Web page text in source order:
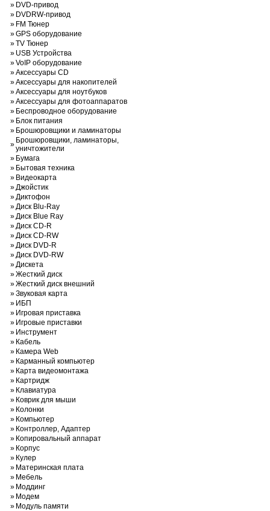
» DVD-привод
» DVDRW-привод
» FM Тюнер
»GPS оборудование
»TV Тюнер
» USB Устройства
»VoIP оборудование
»Аксессуары CD
»Аксессуары для накопителей
»Аксессуары для ноутбуков
»Аксессуары для фотоаппаратов
» Беспроводное оборудование
» Блок питания
» Брошюровщики и ламинаторы
» Брошюровщики, ламинаторы,
уничтожители
» Бумага
» Бытовая техника
» Видеокарта
»Джойстик
»Диктофон
»Диск Blu-Ray
»Диск Blue Ray
»Диск CD-R
»Диск CD-RW
»Диск DVD-R
»Диск DVD-RW
»Дискета
»Жесткий диск
»Жесткий диск внешний
»Звуковая карта
» ИБП
» Игровая приставка
» Игровые приставки
» Инструмент
» Кабель
» Камера Web
» Карманный компьютер
» Карта видеомонтажа
» Картридж
» Клавиатура
» Коврик для мыши
» Колонки
» Компьютер
» Контроллер, Адаптер
» Копировальный аппарат
» Корпус
» Кулер
» Материнская плата
» Мебель
» Моддинг
» Модем
» Модуль памяти